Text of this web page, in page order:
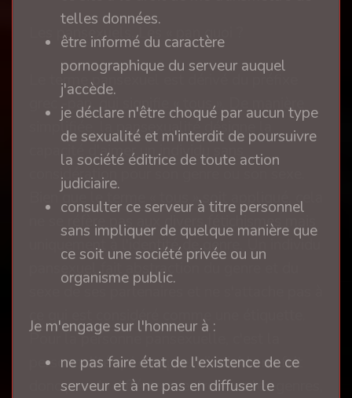
Les pansexuels. Les « pan quoi ?
Le terme pansexuel est dérivé du préfixe
grec -pan, qui signifie « tous ». De manière
simplifiée, la pansexualité désigne la
capacité d'aimer un individu sans
considération pour son genre ou son sexe.
Bien que le terme « tous » soit appliqué, cela
ne se réfère pas aux divers fétichismes mais
uniquement à l'identité de genre. Un individu
pansexuel fait abstraction du genre et du
sexe de ses partenaires et ne s'attache pas à
ce qui est considéré comme une étiquette.
Pour la personne pansexuelle, c'est la
personnalité qui compte. L'individu ne fait
donc pas de différence entre tous les genres,
telles données.
être informé du caractère
pornographique du serveur auquel
j'accède.
je déclare n'être choqué par aucun type
de sexualité et m'interdit de poursuivre
la société éditrice de toute action
judiciaire.
consulter ce serveur à titre personnel
sans impliquer de quelque manière que
ce soit une société privée ou un
organisme public.
Je m'engage sur l'honneur à :
ne pas faire état de l'existence de ce
serveur et à ne pas en diffuser le